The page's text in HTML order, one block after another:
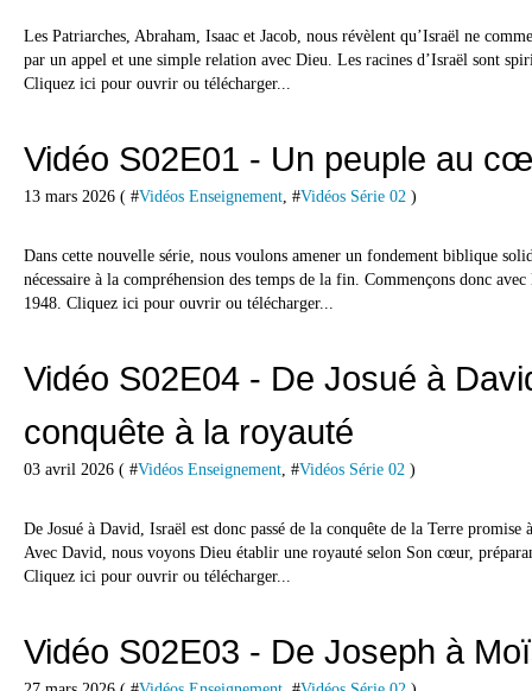
Les Patriarches, Abraham, Isaac et Jacob, nous révèlent qu’Israël ne
par un appel et une simple relation avec Dieu. Les racines d’Israël sont
Cliquez ici pour ouvrir ou télécharger...
Vidéo S02E01 - Un peuple au
13 mars 2026 ( #Vidéos Enseignement, #Vidéos Série 02 )
Dans cette nouvelle série, nous voulons amener un fondement biblique
nécessaire à la compréhension des temps de la fin. Commençons donc
1948. Cliquez ici pour ouvrir ou télécharger...
Vidéo S02E04 - De Josué à
conquête à la royauté
03 avril 2026 ( #Vidéos Enseignement, #Vidéos Série 02 )
De Josué à David, Israël est donc passé de la conquête de la Terre promise
Avec David, nous voyons Dieu établir une royauté selon Son cœur,
Cliquez ici pour ouvrir ou télécharger...
Vidéo S02E03 - De Joseph à